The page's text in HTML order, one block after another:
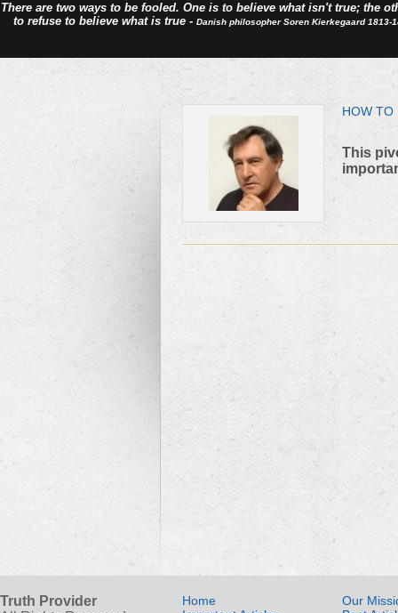
There are two ways to be fooled. One is to believe what isn't true; the
to refuse to believe what is true - Danish philosopher Soren Kierkegaard 1813-
HOW TO
This
Truth Provider
Home
Our